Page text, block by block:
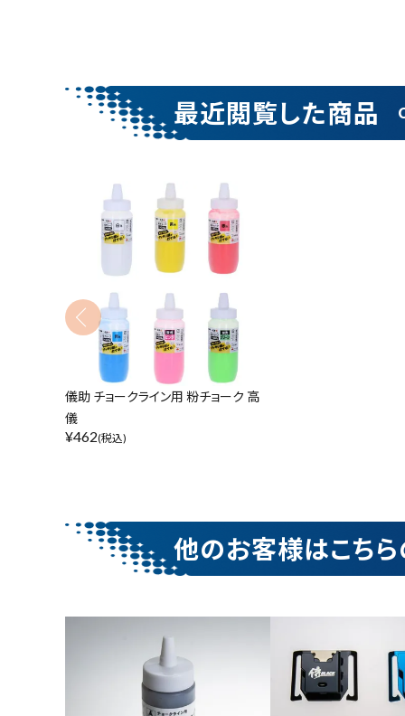
ガイドライン
最近閲覧した商品
儀助 チョークライン用 粉チョーク 高
儀
¥462(税込)
他のお客様はこち